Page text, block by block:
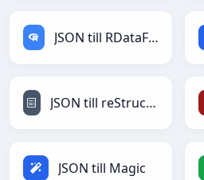
JSON till RDataFrame
JSON till reStructuredText
JSON till Magic